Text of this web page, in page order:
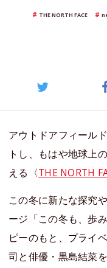
THE NORTH FACE
アウトドアフィール
トし、もはや地球上
える〈THE NORTH
この冬に新たな探究
ージ「この冬も、歩
ピーのもと、プライ
司と俳優・黒島結菜